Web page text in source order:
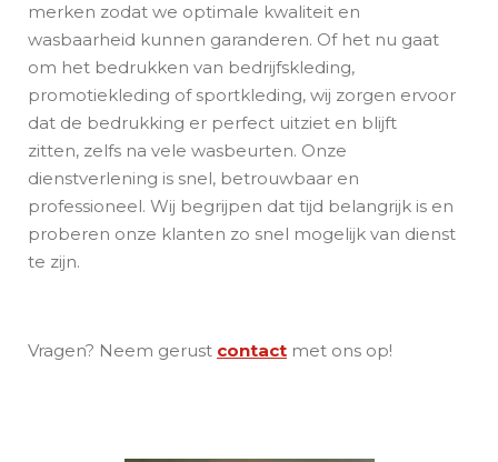
merken zodat we optimale kwaliteit en
wasbaarheid kunnen garanderen. Of het nu gaat
om het bedrukken van bedrijfskleding,
promotiekleding of sportkleding, wij zorgen ervoor
dat de bedrukking er perfect uitziet en blijft
zitten, zelfs na vele wasbeurten. Onze
dienstverlening is snel, betrouwbaar en
professioneel. Wij begrijpen dat tijd belangrijk is en
proberen onze klanten zo snel mogelijk van dienst
te zijn.
Vragen? Neem gerust contact met ons op!